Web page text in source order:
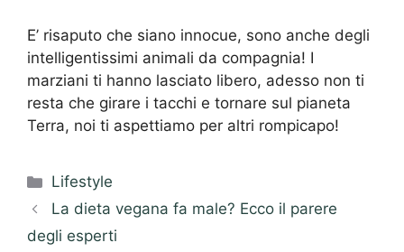
E’ risaputo che siano innocue, sono anche degli
intelligentissimi animali da compagnia! I
marziani ti hanno lasciato libero, adesso non ti
resta che girare i tacchi e tornare sul pianeta
Terra, noi ti aspettiamo per altri rompicapo!
Categorie
Lifestyle
La dieta vegana fa male? Ecco il parere
degli esperti